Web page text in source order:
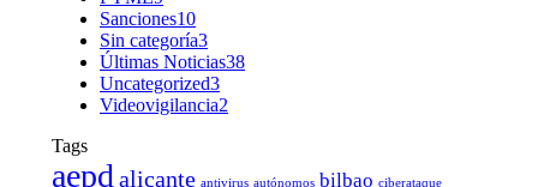
Sanciones10
Sin categoría3
Últimas Noticias38
Uncategorized3
Videovigilancia2
Tags
aepd alicante antivirus autónomos bilbao ciberataque